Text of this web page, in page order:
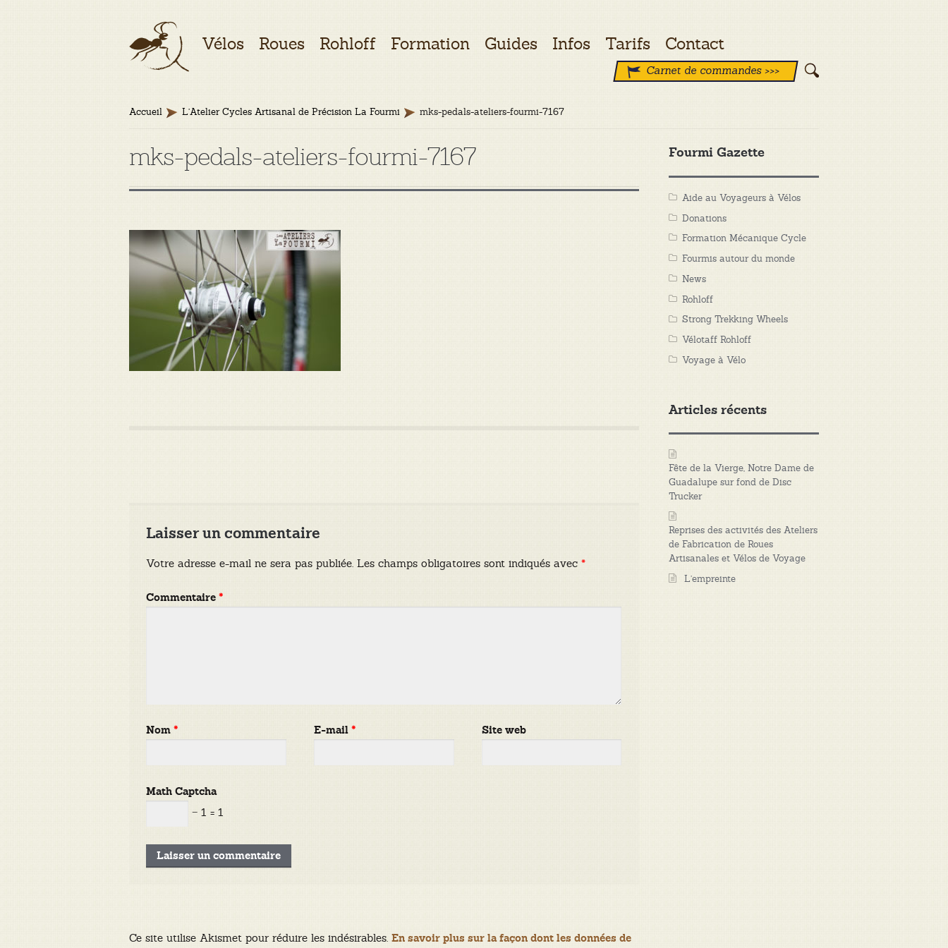
Aller
Aller
au
Vélos Roues Rohloff Formation Guides Infos Tarifs Contact
Carnet de commandes >>>
Accueil L’Atelier Cycles Artisanal de Précision La Fourmi mks-pedals-ateliers-fourmi-7167
mks-pedals-ateliers-fourmi-7167
Laisser un commentaire
Votre adresse e-mail ne sera pas publiée. Les champs obligatoires sont indiqués avec*
Commentaire*
Nom* E-mail* Site web
Math Captcha
− 1 = 1
Ce site utilise Akismet pour réduire les indésirables.En savoir plus sur la façon dont les données de
Fourmi Gazette
Aide au Voyageurs à Vélos
Donations
Formation Mécanique Cycle
Fourmis autour du monde
News
Rohloff
Strong Trekking Wheels
Vélotaff Rohloff
Voyage à Vélo
Articles récents
Fête de la Vierge, Notre Dame de
Guadalupe sur fond de Disc
Trucker
Reprises des activités des Ateliers
de Fabrication de Roues
Artisanales et Vélos de Voyage
L’empreinte